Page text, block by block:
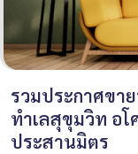
รวมประกาศขา
ทำเลสุขุมวิท อ
ประสานมิตร